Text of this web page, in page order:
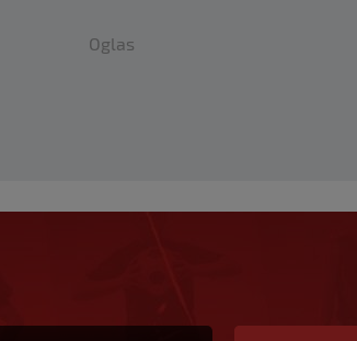
Oglas
Istrom
ponuda,